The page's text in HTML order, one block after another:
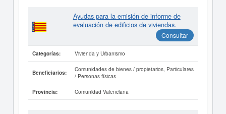
Ayudas para la emisión de informe de
evaluación de edificios de viviendas.
Consultar
Categorías: Vivienda y Urbanismo
Beneficiarios:
Comunidades de bienes / propietarios, Particulares
/ Personas físicas
Provincia: Comunidad Valenciana